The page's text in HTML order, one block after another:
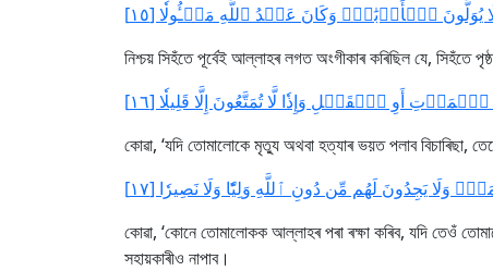
يُوَلُّونَ ٱلۡأَدۡبَٰرَۚ وَكَانَ عَهۡدُ ٱللَّهِ مَسۡـُٔولٗا [١٥]
নিশ্চয় সিহঁতে পূৰ্বেই আল্লাহৰ লগত অংগীকাৰ কৰিছিল যে, সিহঁতে
أَوِ ٱلۡقَتۡلِ وَإِذٗا لَّا تُمَتَّعُونَ إِلَّا قَلِيلٗا [١٦]
কোৱা, ‘যদি তোমালোকে মৃত্যু অথবা হত্যাৰ ভয়ত পলাব বিচাৰিছা,
لَهُم مِّن دُونِ ٱللَّهِ وَلِيّٗا وَلَا نَصِيرٗا [١٧]
কোৱা, ‘কোনে তোমালোকক আল্লাহৰ পৰা ৰক্ষা কৰিব, যদি তেওঁ
সহায়কাৰীও নাপাব।